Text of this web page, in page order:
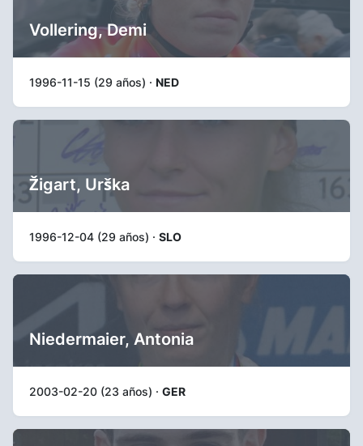
Vollering, Demi
1996-11-15 (29 años) · NED
Žigart, Urška
1996-12-04 (29 años) · SLO
Niedermaier, Antonia
2003-02-20 (23 años) · GER